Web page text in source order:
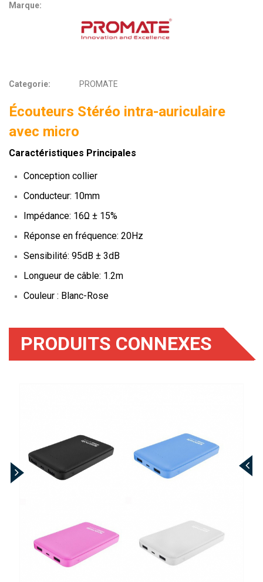
Marque:
Categorie: PROMATE
Écouteurs Stéréo intra-auriculaire
avec micro
Caractéristiques Principales
Conception collier
Conducteur: 10mm
Impédance: 16Ω ± 15%
Réponse en fréquence: 20Hz
Sensibilité: 95dB ± 3dB
Longueur de câble: 1.2m
Couleur : Blanc-Rose
PRODUITS CONNEXES